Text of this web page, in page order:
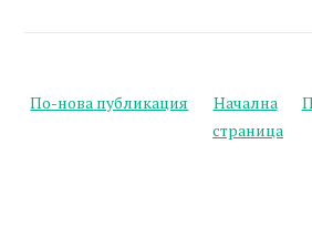
По-нова публикация
Начална
страница